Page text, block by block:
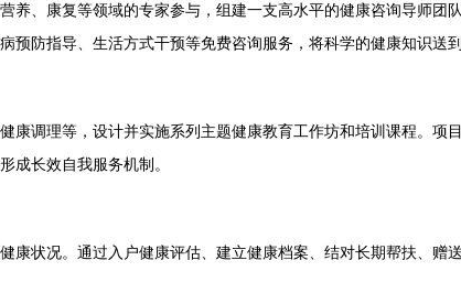
养、康复等领域的专家参与，组建一支高水平的健康咨询导师团
防指导、生活方式干预等免费咨询服务，将科学的健康知识送到
调理等，设计并实施系列主题健康教育工作坊和培训课程。项
成长效自我服务机制。
康状况。通过入户健康评估、建立健康档案、结对长期帮扶、赠